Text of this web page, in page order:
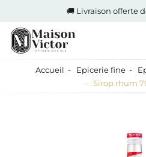
🚚 Livraison offerte
Accueil Epicerie fine
Sirop rhum